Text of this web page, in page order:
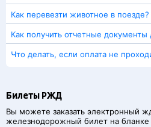
Как перевезти животное в поезде?
Как получить отчетные документы
Что делать, если оплата не
Билеты РЖД
Вы можете заказать электронный
железнодорожный билет на